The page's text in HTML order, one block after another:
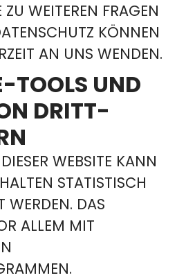
WEITEREN FRAGEN
KÖNNEN
AN UNS WENDEN.
TOOLS UND
DRITT­
WEBSITE KANN
STATISTISCH
WERDEN. DAS
ALLEM MIT